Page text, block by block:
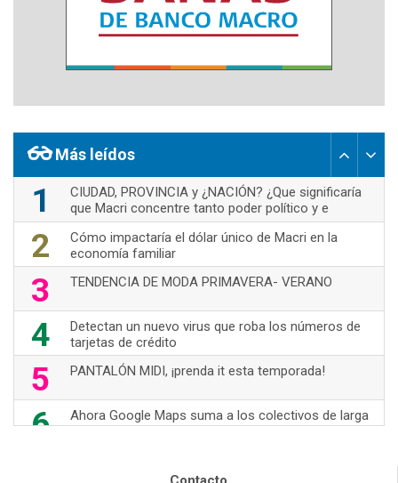
Más leídos
1
CIUDAD, PROVINCIA y ¿NACIÓN? ¿Que significaría
que Macri concentre tanto poder político y e
2
Cómo impactaría el dólar único de Macri en la
economía familiar
3 TENDENCIA DE MODA PRIMAVERA- VERANO
4
Detectan un nuevo virus que roba los números de
tarjetas de crédito
5 PANTALÓN MIDI, ¡prenda it esta temporada!
6
Ahora Google Maps suma a los colectivos de larga
distancia